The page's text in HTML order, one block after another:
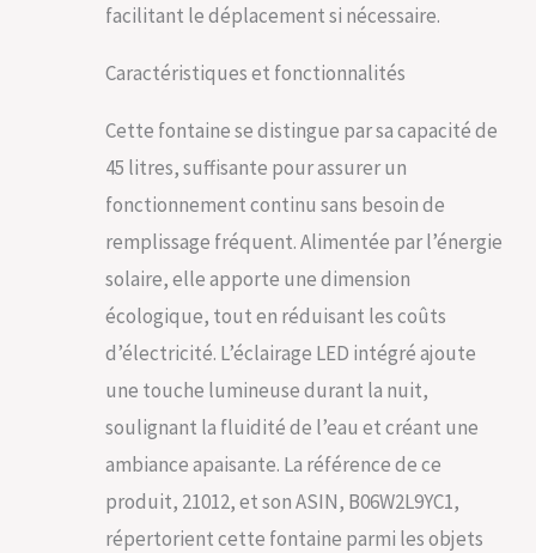
facilitant le déplacement si nécessaire.
Caractéristiques et fonctionnalités
Cette fontaine se distingue par sa capacité de
45 litres, suffisante pour assurer un
fonctionnement continu sans besoin de
remplissage fréquent. Alimentée par l’énergie
solaire, elle apporte une dimension
écologique, tout en réduisant les coûts
d’électricité. L’éclairage LED intégré ajoute
une touche lumineuse durant la nuit,
soulignant la fluidité de l’eau et créant une
ambiance apaisante. La référence de ce
produit, 21012, et son ASIN, B06W2L9YC1,
répertorient cette fontaine parmi les objets